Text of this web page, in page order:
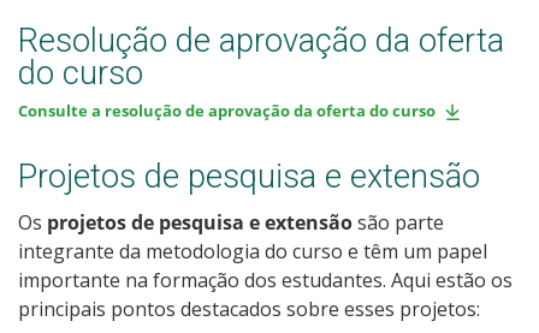
Resolução de aprovação da oferta
do curso
Consulte a resolução de aprovação da oferta do curso
Projetos de pesquisa e extensão
Os projetos de pesquisa e extensãosão parte
integrante da metodologia do curso e têm um papel
importante na formação dos estudantes. Aqui estão os
principais pontos destacados sobre esses projetos: